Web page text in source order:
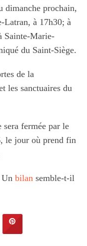
dimanche prochain,
Latran, à 17h30; à
Sainte-Marie-
du Saint-Siège.
de la
les sanctuaires du
fermée par le
le jour où prend fin
Un bilan semble-t-il